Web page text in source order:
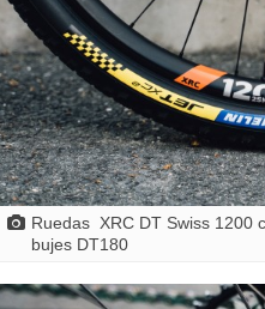
Ruedas XRC DT Swiss 1200
bujes DT180